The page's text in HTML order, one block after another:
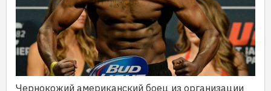
Чернокожий американский боец из организации